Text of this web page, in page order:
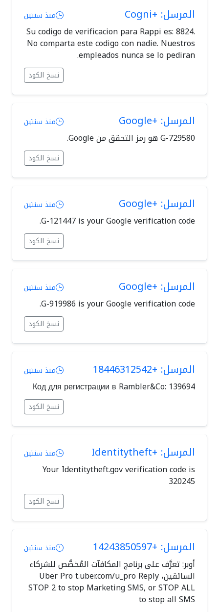
المرسل: +Cogni منذ سنتين
Su codigo de verificacion para Rappi es: 8824.
No comparta este codigo con nadie. Nuestros
empleados nunca se lo pediran.
نسخ الكود
المرسل: +Google منذ سنتين
نسخ الكود
المرسل: +Google منذ سنتين
G-121447 is your Google verification code.
نسخ الكود
المرسل: +Google منذ سنتين
G-919986 is your Google verification code.
نسخ الكود
المرسل: +18446312542 منذ سنتين
Код для регистрации в Rambler&Co: 139694
نسخ الكود
المرسل: +Identitytheft منذ سنتين
Your Identitytheft.gov verification code is
320245
نسخ الكود
المرسل: +14243850597 منذ سنتين
أوبر: تعرَّف على برنامج المكافآت المُخصَّص للشركاء
السائقين، Uber Pro t.uber.com/u_pro Reply
STOP 2 to stop Marketing SMS, or STOP ALL
to stop all SMS